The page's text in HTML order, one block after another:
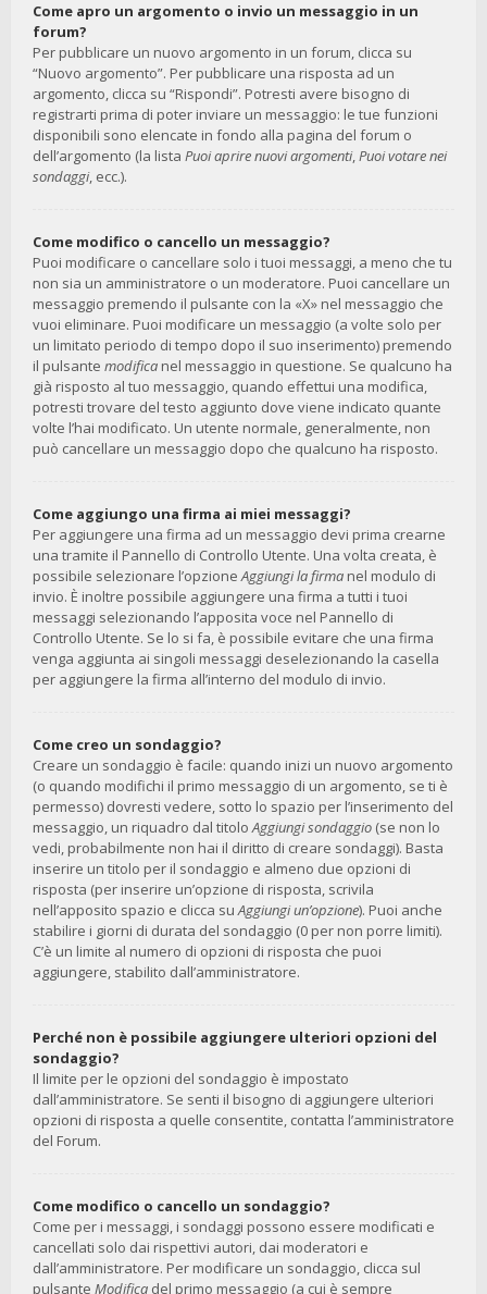
Come apro un argomento o invio un messaggio in un
forum?
Per pubblicare un nuovo argomento in un forum, clicca su
“Nuovo argomento”. Per pubblicare una risposta ad un
argomento, clicca su “Rispondi”. Potresti avere bisogno di
registrarti prima di poter inviare un messaggio: le tue funzioni
disponibili sono elencate in fondo alla pagina del forum o
dell’argomento (la lista Puoi aprire nuovi argomenti,Puoi votare nei
sondaggi, ecc.).
Come modifico o cancello un messaggio?
Puoi modificare o cancellare solo i tuoi messaggi, a meno che tu
non sia un amministratore o un moderatore. Puoi cancellare un
messaggio premendo il pulsante con la «X» nel messaggio che
vuoi eliminare. Puoi modificare un messaggio (a volte solo per
un limitato periodo di tempo dopo il suo inserimento) premendo
il pulsante modifica nel messaggio in questione. Se qualcuno ha
già risposto al tuo messaggio, quando effettui una modifica,
potresti trovare del testo aggiunto dove viene indicato quante
volte l’hai modificato. Un utente normale, generalmente, non
può cancellare un messaggio dopo che qualcuno ha risposto.
Come aggiungo una firma ai miei messaggi?
Per aggiungere una firma ad un messaggio devi prima crearne
una tramite il Pannello di Controllo Utente. Una volta creata, è
possibile selezionare l’opzioneAggiungi la firma nel modulo di
invio. È inoltre possibile aggiungere una firma a tutti i tuoi
messaggi selezionando l’apposita voce nel Pannello di
Controllo Utente. Se lo si fa, è possibile evitare che una firma
venga aggiunta ai singoli messaggi deselezionando la casella
per aggiungere la firma all’interno del modulo di invio.
Come creo un sondaggio?
Creare un sondaggio è facile: quando inizi un nuovo argomento
(o quando modifichi il primo messaggio di un argomento, se ti è
permesso) dovresti vedere, sotto lo spazio per l’inserimento del
messaggio, un riquadro dal titoloAggiungi sondaggio (se non lo
vedi, probabilmente non hai il diritto di creare sondaggi). Basta
inserire un titolo per il sondaggio e almeno due opzioni di
risposta (per inserire un’opzione di risposta, scrivila
nell’apposito spazio e clicca suAggiungi un’opzione). Puoi anche
stabilire i giorni di durata del sondaggio (0 per non porre limiti).
C’è un limite al numero di opzioni di risposta che puoi
aggiungere, stabilito dall’amministratore.
Perché non è possibile aggiungere ulteriori opzioni del
sondaggio?
Il limite per le opzioni del sondaggio è impostato
dall’amministratore. Se senti il bisogno di aggiungere ulteriori
opzioni di risposta a quelle consentite, contatta l’amministratore
del Forum.
Come modifico o cancello un sondaggio?
Come per i messaggi, i sondaggi possono essere modificati e
cancellati solo dai rispettivi autori, dai moderatori e
dall’amministratore. Per modificare un sondaggio, clicca sul
pulsante Modifica del primo messaggio (a cui è sempre